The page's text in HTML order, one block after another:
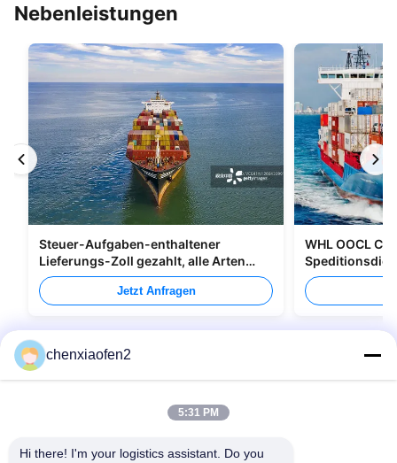
Nebenleistungen
Steuer-Aufgaben-enthaltener
Lieferungs-Zoll gezahlt, alle Arten
Verpacken versendend
Jetzt Anfragen
WHL OOCL
nach Kanada
chenxiaofen2
5:31 PM
Hi there! I'm your logistics assistant. Do you